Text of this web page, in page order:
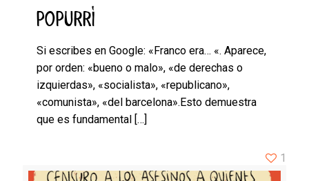
POPURRÍ
Si escribes en Google: «Franco era… «. Aparece,
por orden: «bueno o malo», «de derechas o
izquierdas», «socialista», «republicano»,
«comunista», «del barcelona».Esto demuestra
que es fundamental […]
1